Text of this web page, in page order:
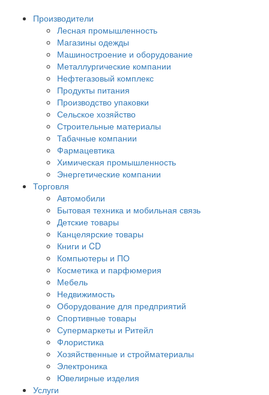
Производители
Лесная промышленность
Магазины одежды
Машиностроение и оборудование
Металлургические компании
Нефтегазовый комплекс
Продукты питания
Производство упаковки
Сельское хозяйство
Строительные материалы
Табачные компании
Фармацевтика
Химическая промышленность
Энергетические компании
Торговля
Автомобили
Бытовая техника и мобильная связь
Детские товары
Канцелярские товары
Книги и CD
Компьютеры и ПО
Косметика и парфюмерия
Мебель
Недвижимость
Оборудование для предприятий
Спортивные товары
Супермаркеты и Ритейл
Флористика
Хозяйственные и стройматериалы
Электроника
Ювелирные изделия
Услуги